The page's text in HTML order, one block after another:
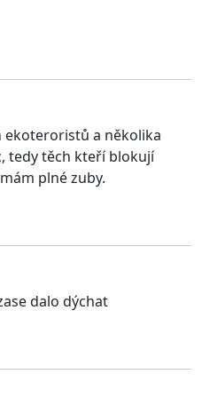
ekoteroristů a několika
tedy těch kteří blokují
plné zuby.
dalo dýchat